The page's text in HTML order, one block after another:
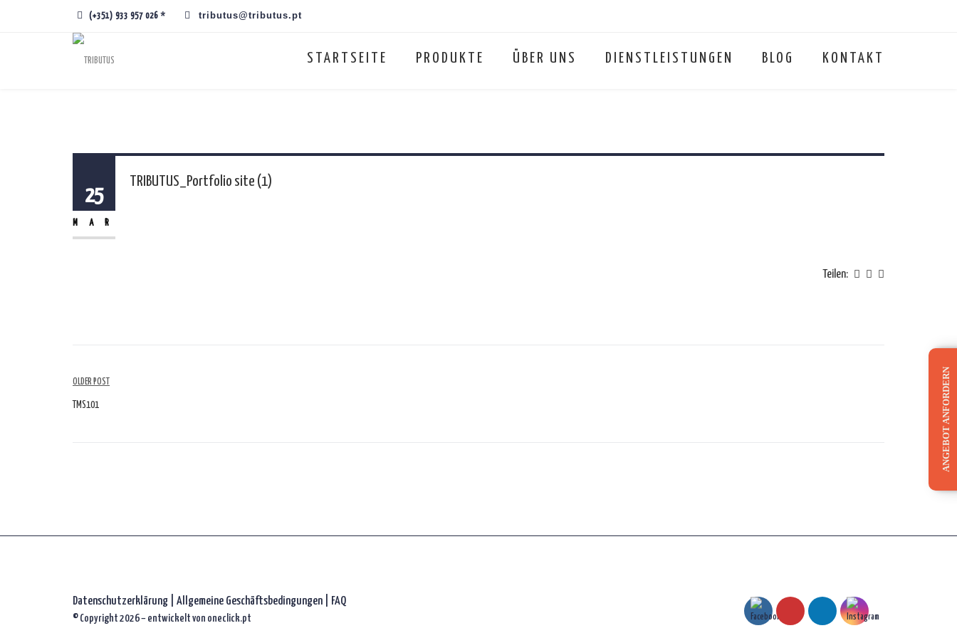
(+351) 933 957 026 * tributus@tributus.pt
STARTSEITE PRODUKTE ÜBER UNS DIENSTLEISTUNGEN BLOG KONTAKT
25
MAR
TRIBUTUS_Portfolio site (1)
Teilen:
Artikelübersicht
OLDER POST
TMS101
Datenschutzerklärung Allgemeine Geschäftsbedingungen | FAQ
© Copyright 2026 – entwickelt von oneclick.pt
ANGEBOT ANFORDERN